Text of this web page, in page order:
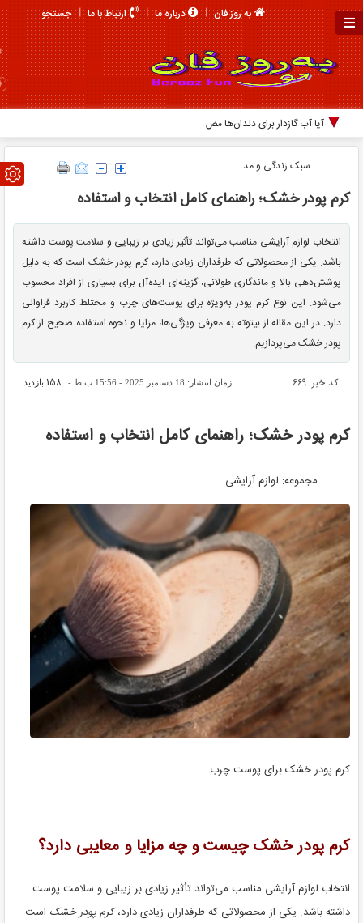
به روز فان درباره ما ارتباط با ما جستجو
آیا آب گازدار برای دندان‌ها مضر است؟
سبک زندگی و مد
کرم پودر خشک؛ راهنمای کامل انتخاب و استفاده
انتخاب لوازم آرایشی مناسب می‌تواند تأثیر زیادی بر زیبایی و سلامت پوست داشته
باشد. یکی از محصولاتی که طرفداران زیادی دارد، کرم پودر خشک است که به دلیل
پوشش‌دهی بالا و ماندگاری طولانی، گزینه‌ای ایده‌آل برای بسیاری از افراد محسوب
می‌شود. این نوع کرم پودر به‌ویژه برای پوست‌های چرب و مختلط کاربرد فراوانی
دارد. در این مقاله از بیتوته به معرفی ویژگی‌ها، مزایا و نحوه استفاده صحیح از کرم
پودر خشک می‌پردازیم.
کد خبر: 669 زمان انتشار: 18 دسامبر 2025 - 15:56 ب.ظ - 158 بازدید
کرم پودر خشک؛ راهنمای کامل انتخاب و استفاده
مجموعه: لوازم آرایشی
کرم پودر خشک برای پوست چرب
کرم پودر خشک چیست و چه مزایا و معایبی دارد؟
انتخاب لوازم آرایشی مناسب می‌تواند تأثیر زیادی بر زیبایی و سلامت پوست
داشته باشد. یکی از محصولاتی که طرفداران زیادی دارد،کرم پودر خشک است